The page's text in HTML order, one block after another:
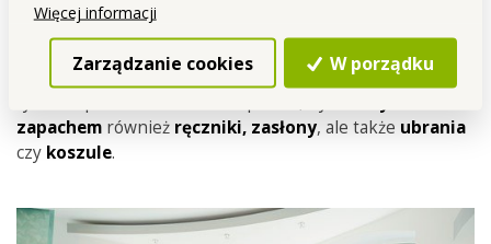
Więcej informacji
Zarządzanie cookies W porządku
Odświeżacze mająwszechstronne zastosowanienie
zapachem również ręczniki, zasłony, ale także ubrania
czy koszule.